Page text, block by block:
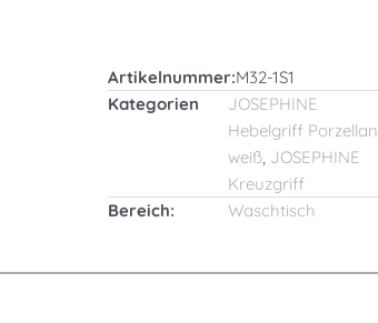
Artikelnummer:M32-1S1
Kategorien
JOSEPHINE
Hebelgriff Porzellan
weiß JOSEPHINE
Kreuzgriff
Bereich:
Waschtisch